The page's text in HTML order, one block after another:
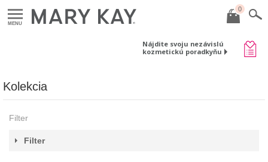
MENU
0
Nájdite svoju nezávislú
kozmetickú poradkyňu
Kolekcia
Filter
Filter